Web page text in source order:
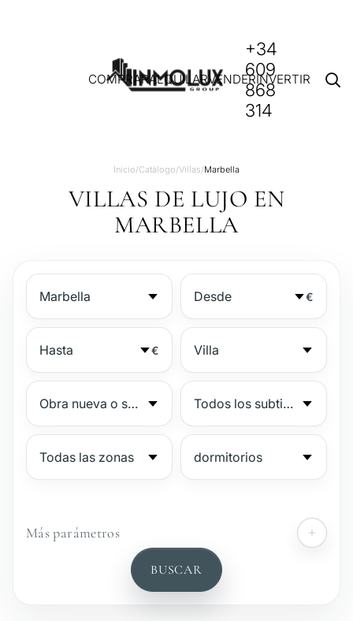
COMPRARALQUILARVENDERINVERTIR
+34
609
868
314
Inicio/Catálogo/Villas/Marbella
VILLAS DE LUJO EN
MARBELLA
€
€
№
Más parámetros
BUSCAR